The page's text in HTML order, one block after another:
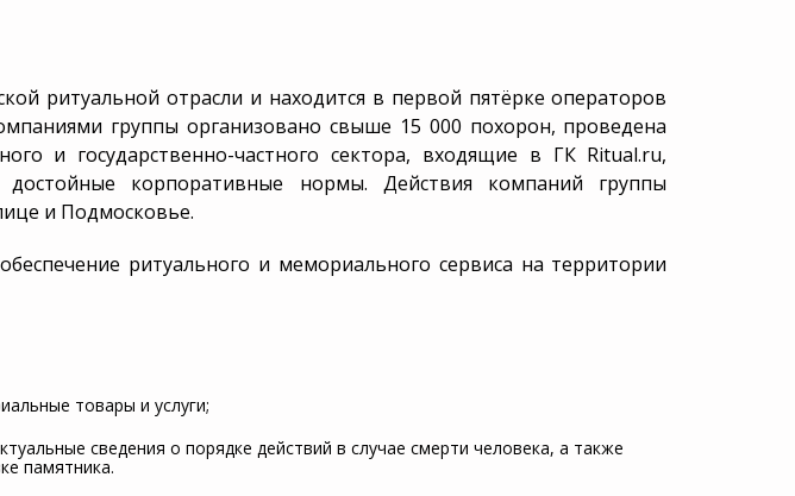
Схемы обмана
Статьи
Калькулятор поминок
ритуальной отрасли и находится в первой пятёрке операторов
группы организовано свыше 15 000 похорон, проведена
и государственно-частного сектора, входящие в ГК Ritual.ru,
корпоративные нормы. Действия компаний группы
и Подмосковье.
ритуального и мемориального сервиса на территории
товары и услуги;
сведения о порядке действий в случае смерти человека, а также
памятника.